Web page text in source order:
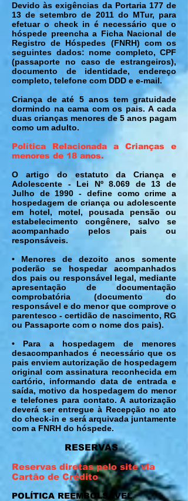
Devido às exigências da Portaria 177 de
13 de setembro de 2011 do MTur, para
efetuar o check in é necessário que o
hóspede preencha a Ficha Nacional de
Registro de Hóspedes (FNRH) com os
seguintes dados: nome completo, CPF
(passaporte no caso de estrangeiros),
documento de identidade, endereço
completo, telefone com DDD e e-mail.
Criança de até 5 anos tem gratuidade
dormindo na cama com os pais. A cada
duas crianças menores de 5 anos pagam
como um adulto.
Política Relacionada a Crianças e
menores de 18 anos.
O artigo do estatuto da Criança e
Adolescente - Lei Nº 8.069 de 13 de
Julho de 1990 - define como crime a
hospedagem de criança ou adolescente
em hotel, motel, pousada pensão ou
estabelecimento congênere, salvo se
acompanhado pelos pais ou
responsáveis.
• Menores de dezoito anos somente
poderão se hospedar acompanhados
dos pais ou responsável legal, mediante
apresentação de documentação
comprobatória (documento do
responsável e do menor que comprove o
parentesco - certidão de nascimento, RG
ou Passaporte com o nome dos pais).
• Para a hospedagem de menores
desacompanhados é necessário que os
pais enviem autorização de hospedagem
original com assinatura reconhecida em
cartório, informando data de entrada e
saída, motivo da hospedagem do menor
e telefones para contato. A autorização
deverá ser entregue à Recepção no ato
do check-in e será arquivada juntamente
com a FNRH do hóspede.
RESERVAS
Reservas diretas pelo site via
Cartão de Crédito
POLÍTICA REEMBOLSÁVEL